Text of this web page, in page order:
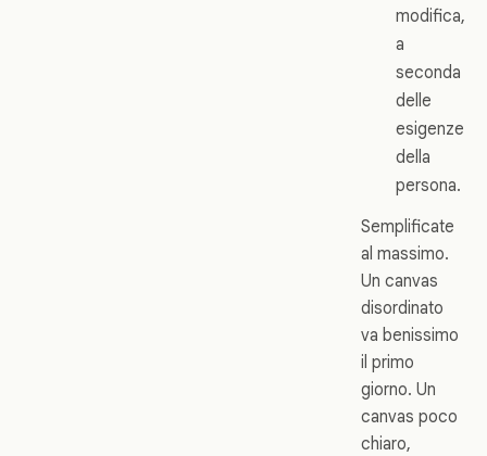
modifica,
a
seconda
delle
esigenze
della
persona.
Semplificate
al massimo.
Un canvas
disordinato
va benissimo
il primo
giorno. Un
canvas poco
chiaro,